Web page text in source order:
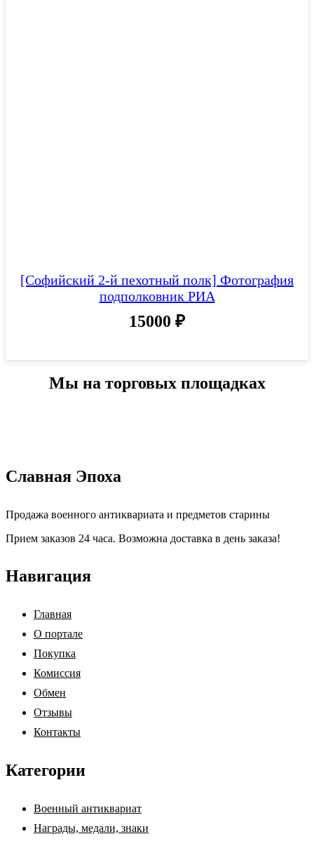
[Софийский 2-й пехотный полк] Фотография
подполковник РИА
15000 ₽
Мы на торговых площадках
Славная Эпоха
Продажа военного антиквариата и предметов старины
Прием заказов 24 часа. Возможна доставка в день заказа!
Навигация
Главная
О портале
Покупка
Комиссия
Обмен
Отзывы
Контакты
Категории
Военный антиквариат
Награды, медали, знаки